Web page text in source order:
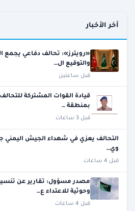
آخر الأخبار
«رويترز»: تحالف دفاعي يجمع
والتوقيع ال…
قبل ساعتين
بمنطقة …
قبل 3 ساعات
التحالف يعزي في شهداء الجيش اليمني
وي…
قبل 4 ساعات
مصدر مسؤول: تقارير عن
وحوثية للاعتداء ع…
قبل 4 ساعات